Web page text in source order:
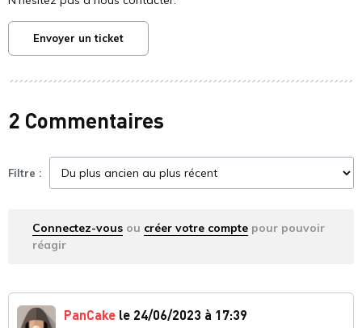
Envoyer un ticket
2 Commentaires
Filtre :
Connectez-vous ou créer votre compte pour pouvoir
réagir
PanCake le 24/06/2023 à 17:39